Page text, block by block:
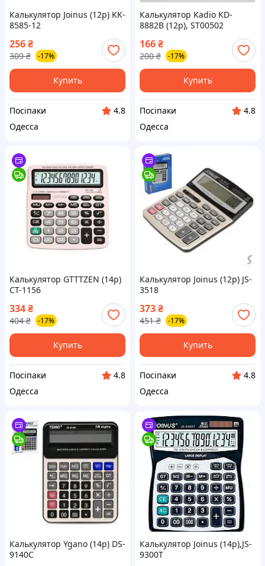
Калькулятор Joinus (12р) KK-
8585-12
256₴
309 ₴ -17%
Купить
Посіпаки
4.8
Одесса
Калькулятор Kadio KD-
8882B (12р), ST00502
166₴
200 ₴ -17%
Купить
Посіпаки
4.8
Одесса
Калькулятор GTTTZEN (14р)
CT-1156
334₴
404 ₴ -17%
Купить
Посіпаки
4.8
Одесса
Калькулятор Joinus (12р) JS-
3518
373₴
451 ₴ -17%
Купить
Посіпаки
4.8
Одесса
Калькулятор Ygano (14р) DS-
9140C
Калькулятор Joinus (14р),JS-
9300T